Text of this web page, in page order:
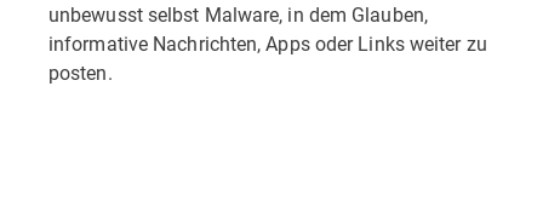
unbewusst selbst Malware, in dem Glauben,
informative Nachrichten, Apps oder Links weiter zu
posten.